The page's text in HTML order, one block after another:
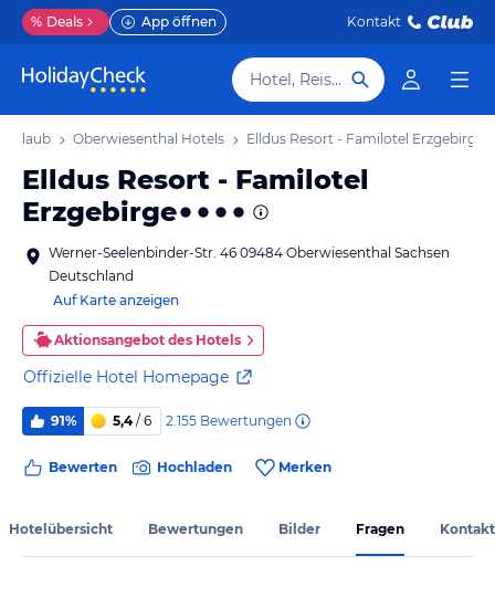
% Deals App öffnen Kontakt
Hotel, Reiseziel
Urlaub Oberwiesenthal Hotels Elldus Resort - Familotel Erzgebirge
Elldus Resort - Familotel
Erzgebirge
Werner-Seelenbinder-Str. 46 09484 Oberwiesenthal Sachsen
Deutschland
Auf Karte anzeigen
Aktionsangebot des Hotels
Offizielle Hotel Homepage
91% 5,4/ 6 2.155 Bewertungen
Bewerten Hochladen Merken
Hotelübersicht Bewertungen Bilder Fragen Kontakt